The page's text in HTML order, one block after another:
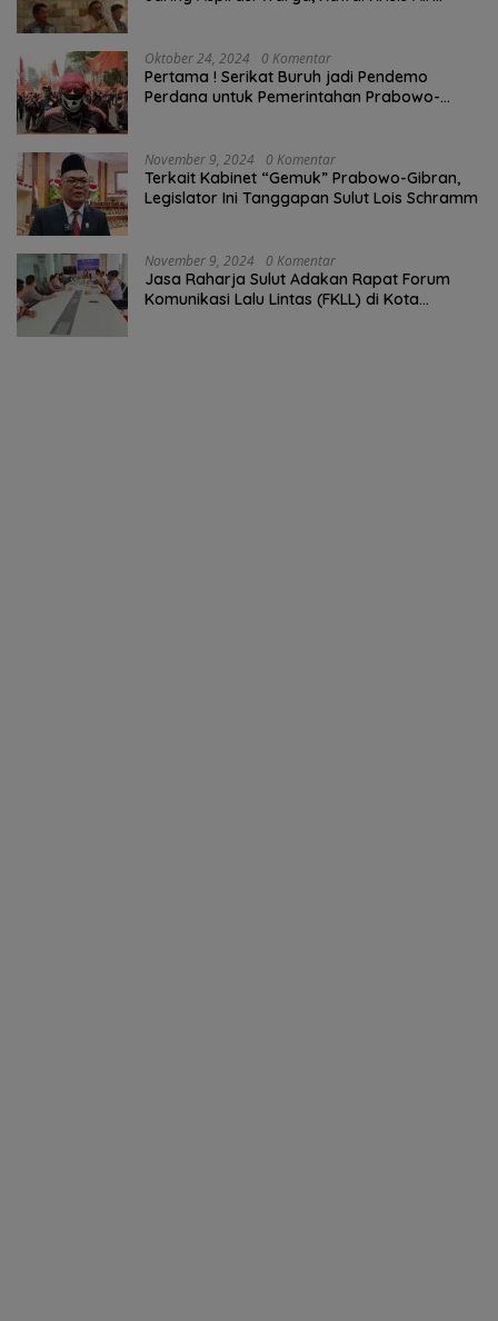
Oktober 24, 2024 0 Komentar
Pertama ! Serikat Buruh jadi Pendemo
Perdana untuk Pemerintahan Prabowo-
November 9, 2024 0 Komentar
Terkait Kabinet “Gemuk” Prabowo-Gibran,
Legislator Ini Tanggapan Sulut Lois Schramm
November 9, 2024 0 Komentar
Jasa Raharja Sulut Adakan Rapat Forum
Komunikasi Lalu Lintas (FKLL) di Kota